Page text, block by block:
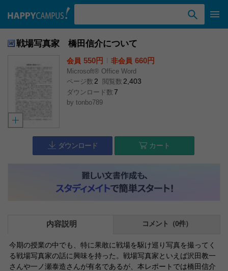
戦場写真家 橋田信介について
会員 550円 非会員 660円
Microsoft® Office Word
ページ数 2 閲覧数 2,403
ダウンロード数 7
by tonbo789
ダウンロード カート
内容説明 コメント（0件）
今期の授業の中でも、特に果敢に戦場を駆け巡り写真を撮ってく
る戦場写真家の話に興味を持った。戦場写真家といえば沢田教一
さんや一ノ瀬泰造さんが有名であるが、本レポートでは橋田信介